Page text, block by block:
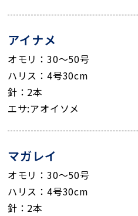
アイナメ
オモリ：30～50号
ハリス：4号30cm
針：2本
エサ:アオイソメ
マガレイ
オモリ：30～50号
ハリス：4号30cm
針：2本